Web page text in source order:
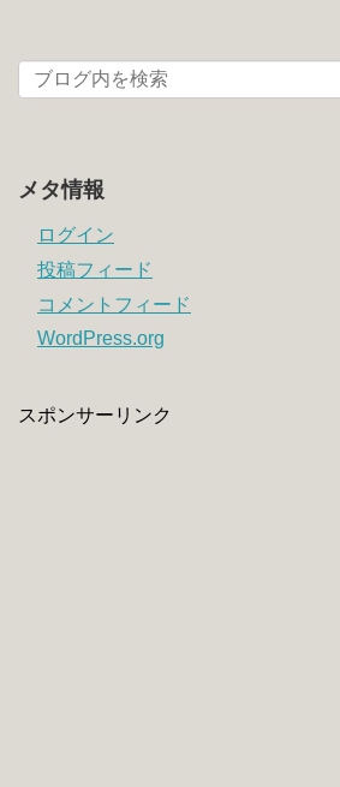
メタ情報
ログイン
投稿フィード
コメントフィード
WordPress.org
スポンサーリンク